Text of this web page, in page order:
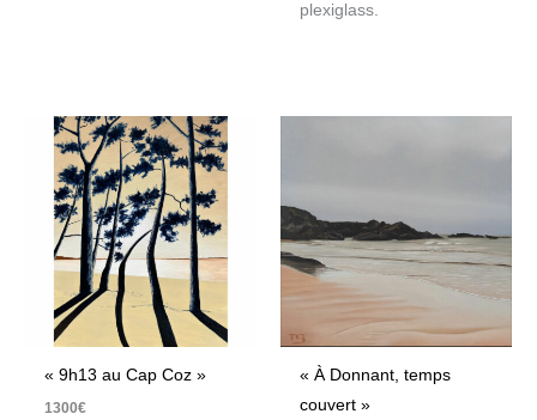
plexiglass.
« 9h13 au Cap Coz »
1300€
« À Donnant, temps
couvert »